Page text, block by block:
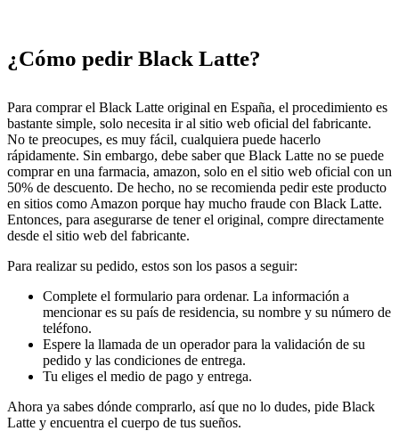
¿Cómo pedir Black Latte?
Para comprar el Black Latte original en España, el procedimiento es
bastante simple, solo necesita ir al sitio web oficial del fabricante.
No te preocupes, es muy fácil, cualquiera puede hacerlo
rápidamente. Sin embargo, debe saber que Black Latte no se puede
comprar en una farmacia, amazon, solo en el sitio web oficial con un
50% de descuento. De hecho, no se recomienda pedir este producto
en sitios como Amazon porque hay mucho fraude con Black Latte.
Entonces, para asegurarse de tener el original, compre directamente
desde el sitio web del fabricante.
Para realizar su pedido, estos son los pasos a seguir:
Complete el formulario para ordenar. La información a
mencionar es su país de residencia, su nombre y su número de
teléfono.
Espere la llamada de un operador para la validación de su
pedido y las condiciones de entrega.
Tu eliges el medio de pago y entrega.
Ahora ya sabes dónde comprarlo, así que no lo dudes, pide Black
Latte y encuentra el cuerpo de tus sueños.